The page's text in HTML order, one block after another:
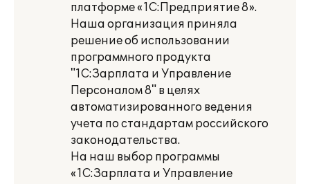
платформе «1С:Предприятие 8».
Наша организация приняла
решение об использовании
программного продукта
"1С:Зарплата и Управление
Персоналом 8" в целях
автоматизированного ведения
учета по стандартам российского
законодательства.
На наш выбор программы
«1С:Зарплата и Управление